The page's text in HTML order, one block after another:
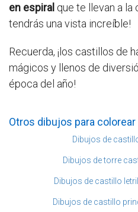
en espiral que te llevan a la
tendrás una vista increíble!
Recuerda, ¡los castillos de
mágicos y llenos de
época del año!
Otros dibujos para colorear
Dibujos de
Dibujos de torre
Dibujos de castillo
Dibujos de castillo